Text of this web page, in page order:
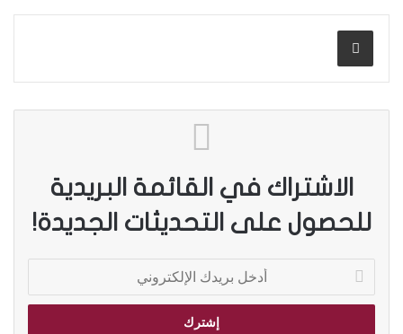
الاشتراك في القائمة البريدية
للحصول على التحديثات الجديدة!
خ